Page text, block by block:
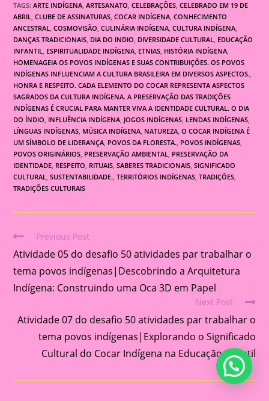
TAGS:ARTE INDÍGENA, ARTESANATO, CELEBRAÇÕES, CELEBRADO EM 19 DE
ABRIL, CLUBE DE ASSINATURAS, COCAR INDÍGENA, CONHECIMENTO
ANCESTRAL, COSMOVISÃO, CULINÁRIA INDÍGENA, CULTURA INDÍGENA,
DANÇAS TRADICIONAIS, DIA DO INDIO, DIVERSIDADE CULTURAL, EDUCAÇÃO
INFANTIL, ESPIRITUALIDADE INDÍGENA, ETNIAS, HISTÓRIA INDÍGENA,
HOMENAGEIA OS POVOS INDÍGENAS E SUAS CONTRIBUIÇÕES. OS POVOS
INDÍGENAS INFLUENCIAM A CULTURA BRASILEIRA EM DIVERSOS ASPECTOS.,
HONRA E RESPEITO. CADA ELEMENTO DO COCAR REPRESENTA ASPECTOS
SAGRADOS DA CULTURA INDÍGENA. A PRESERVAÇÃO DAS TRADIÇÕES
INDÍGENAS É CRUCIAL PARA MANTER VIVA A IDENTIDADE CULTURAL. O DIA
DO ÍNDIO, INFLUÊNCIA INDÍGENA, JOGOS INDÍGENAS, LENDAS INDÍGENAS,
LÍNGUAS INDÍGENAS, MÚSICA INDÍGENA, NATUREZA, O COCAR INDÍGENA É
UM SÍMBOLO DE LIDERANÇA, POVOS DA FLORESTA., POVOS INDÍGENAS,
POVOS ORIGINÁRIOS, PRESERVAÇÃO AMBIENTAL, PRESERVAÇÃO DA
IDENTIDADE, RESPEITO, RITUAIS, SABERES TRADICIONAIS, SIGNIFICADO
CULTURAL, SUSTENTABILIDADE., TERRITÓRIOS INDÍGENAS, TRADIÇÕES,
TRADIÇÕES CULTURAIS
Read
more
articles
Previous Post
Atividade 05 do desafio 50 atividades par trabalhar o
tema povos indígenas|Descobrindo a Arquitetura
Indígena: Construindo uma Oca 3D em Papel
Next Post
Atividade 07 do desafio 50 atividades par trabalhar o
tema povos indígenas|Explorando o Significado
Cultural do Cocar Indígena na Educação Infantil